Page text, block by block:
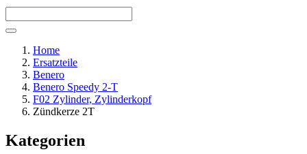
Home
Ersatzteile
Benero
Benero Speedy 2-T
F02 Zylinder, Zylinderkopf
Zündkerze 2T
Kategorien